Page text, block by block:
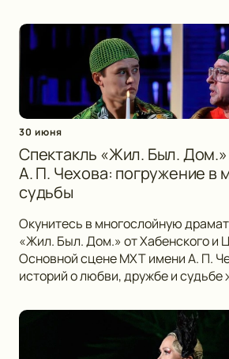
30 июня
Спектакль «Жил. Был.
А. П. Чехова: погружение в
судьбы
Окунитесь в многослойную
«Жил. Был. Дом.» от Хабенского и
Основной сцене МХТ имени А. П.
историй о любви, дружбе и судьбе